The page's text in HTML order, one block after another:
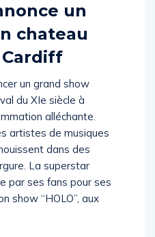
un
chateau
un grand show
du XIe siècle à
alléchante.
artistes de musiques
dans des
La superstar
par ses fans pour ses
show “HOLO”, aux